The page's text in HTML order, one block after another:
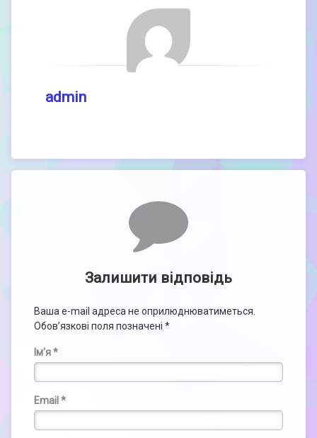
admin
Залишити відповідь
Ваша e-mail адреса не оприлюднюватиметься.
Обов’язкові поля позначені *
Ім'я*
Email *